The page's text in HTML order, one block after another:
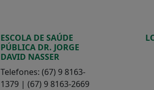
ESCOLA DE SAÚDE
PÚBLICA DR. JORGE
DAVID NASSER
Telefones: (67) 9 8163-
1379 | (67) 9 8163-2669